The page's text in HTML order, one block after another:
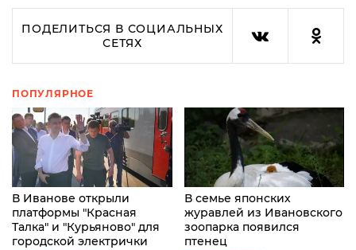
ПОДЕЛИТЬСЯ В СОЦИАЛЬНЫХ
СЕТЯХ
ПОПУЛЯРНОЕ
В Иванове открыли
платформы "Красная
Талка" и "Курьяново" для
городской электрички
В семье японских
журавлей из Ивановского
зоопарка появился
птенец